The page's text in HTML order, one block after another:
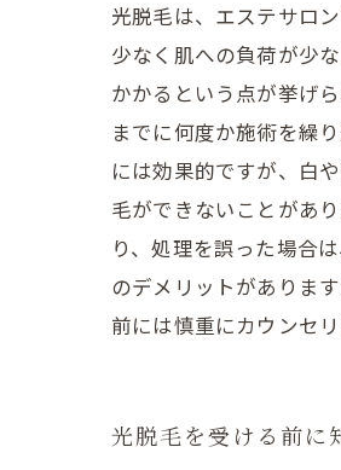
光脱毛は、エステサロ
少なく肌への負荷が少
かかるという点が挙げ
までに何度か施術を繰
には効果的ですが、白
毛ができないことがあ
り、処理を誤った場合
のデメリットがありま
前には慎重にカウンセ
光脱毛を受ける前に